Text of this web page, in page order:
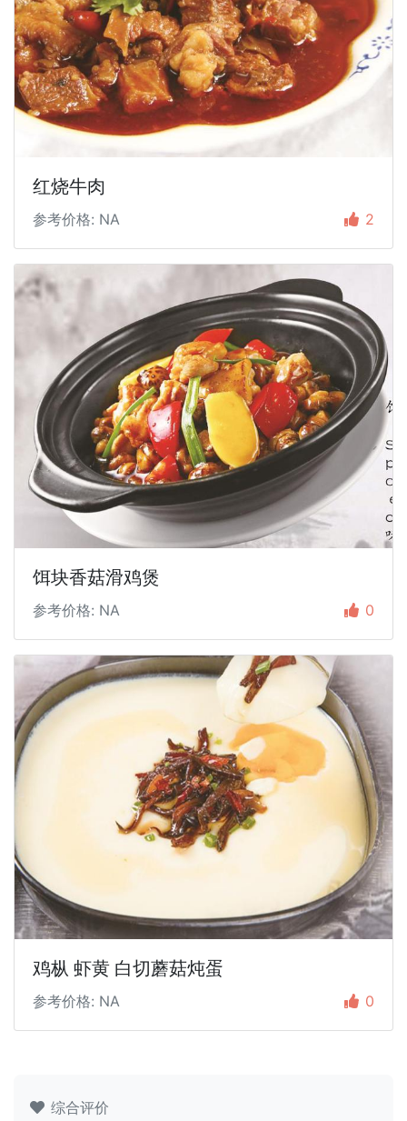
红烧牛肉
参考价格: NA 2
饵块香菇滑鸡煲
参考价格: NA 0
鸡枞 虾黄 白切蘑菇炖蛋
参考价格: NA 0
综合评价